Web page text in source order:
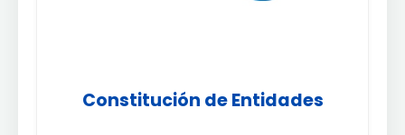
Constitución de Entidades